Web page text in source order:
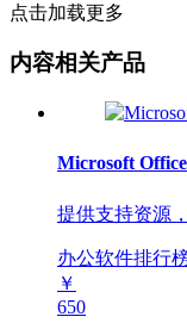
点击加载更多
内容相关产品
Microsoft
提供支持资源
办公软件排行
￥
650